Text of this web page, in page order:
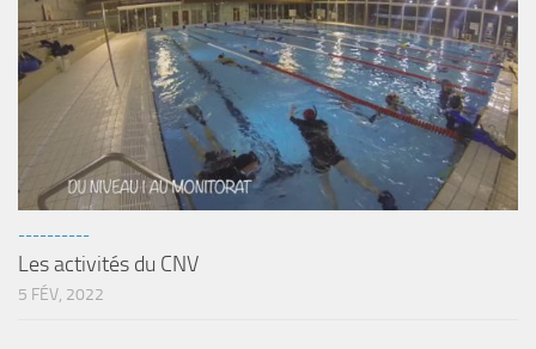
Occasions
----------
Les activités du CNV
5 FÉV, 2022